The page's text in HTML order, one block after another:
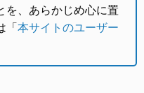
を、あらかじめ心に置
「本サイトのユーザー